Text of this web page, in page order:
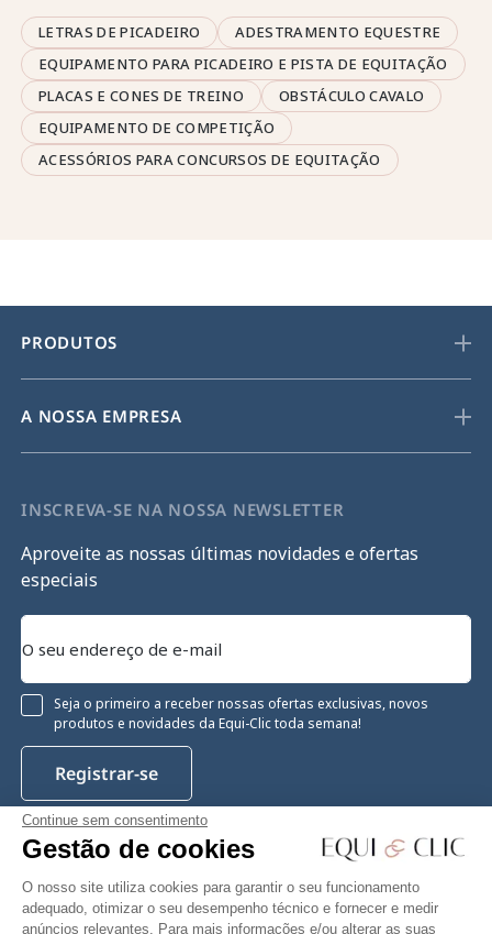
Continue sem consentimento
Gestão de cookies
O nosso site utiliza cookies para garantir o seu funcionamento
adequado, otimizar o seu desempenho técnico e fornecer e medir
anúncios relevantes. Para mais informações e/ou alterar as suas
LETRAS DE PICADEIRO
ADESTRAMENTO EQUESTRE
EQUIPAMENTO PARA PICADEIRO E PISTA DE EQUITAÇÃO
PLACAS E CONES DE TREINO
OBSTÁCULO CAVALO
EQUIPAMENTO DE COMPETIÇÃO
ACESSÓRIOS PARA CONCURSOS DE EQUITAÇÃO
PRODUTOS
A NOSSA EMPRESA
INSCREVA-SE NA NOSSA NEWSLETTER
Aproveite as nossas últimas novidades e ofertas
especiais
Seja o primeiro a receber nossas ofertas exclusivas, novos
produtos e novidades da Equi-Clic toda semana!
Registrar-se
Facebook Twitter
YouTube
Pinterest
Instagram